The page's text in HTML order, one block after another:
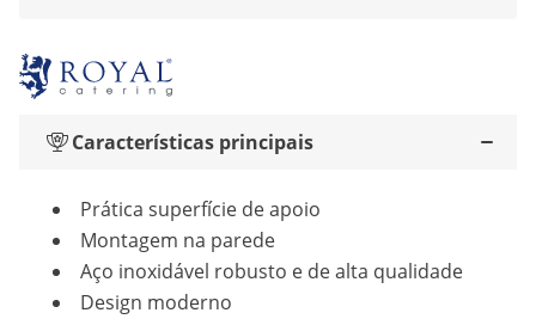
Características principais
Prática superfície de apoio
Montagem na parede
Aço inoxidável robusto e de alta qualidade
Design moderno